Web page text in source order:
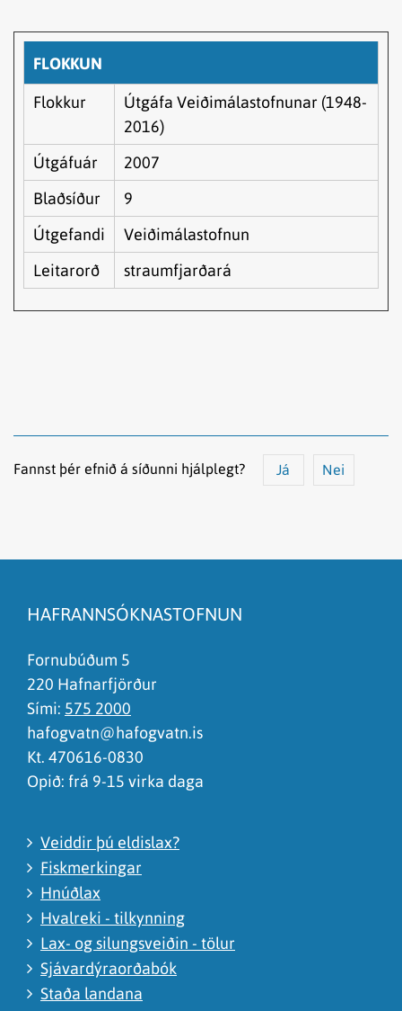
FLOKKUN
Flokkur
Útgáfa Veiðimálastofnunar (1948-
2016)
Útgáfuár
2007
Blaðsíður
9
Útgefandi
Veiðimálastofnun
Leitarorð
straumfjarðará
Fannst þér efnið á síðunni hjálplegt? Já Nei
Það er of mikið efni á síðunni
Ég skil ekki efnið, finnst það of flókið
HAFRANNSÓKNASTOFNUN
Fornubúðum 5
220 Hafnarfjörður
Sími: 575 2000
hafogvatn@hafogvatn.is
Kt. 470616-0830
Opið: frá 9-15 virka daga
Veiddir þú eldislax?
Fiskmerkingar
Hnúðlax
Hvalreki - tilkynning
Lax- og silungsveiðin - tölur
Sjávardýraorðabók
Staða landana